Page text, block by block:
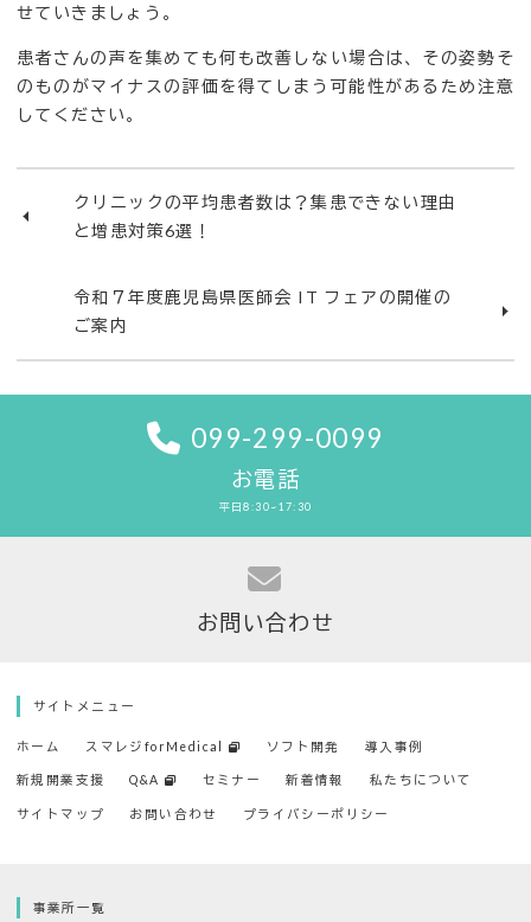
せていきましょう。
患者さんの声を集めても何も改善しない場合は、その姿勢そ
のものがマイナスの評価を得てしまう可能性があるため注意
してください。
クリニックの平均患者数は？集患できない理由
と増患対策6選！
令和７年度鹿児島県医師会 IT フェアの開催の
ご案内
099-299-0099
お電話
平日8:30~17:30
お問い合わせ
サイトメニュー
ホーム スマレジforMedical ソフト開発 導入事例
新規開業支援 Q&A セミナー 新着情報 私たちについて
サイトマップ お問い合わせ プライバシーポリシー
事業所一覧